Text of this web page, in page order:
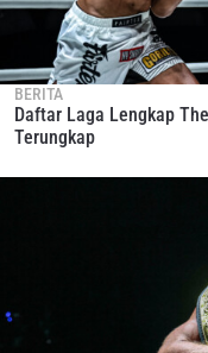
BERITA
Daftar Laga Lengkap
Terungkap